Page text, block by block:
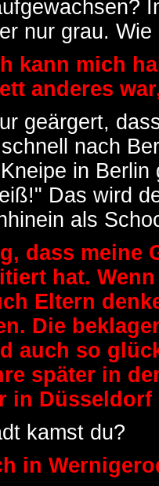
nur grau.
kann mich
anderes
geärgert,
nach
in
Das wird
als
dass meine
hat.
Eltern
Die
auch so
später in
in Düsseldorf
kamst du?
in